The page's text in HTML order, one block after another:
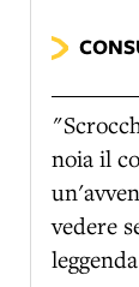
noia il
vedere